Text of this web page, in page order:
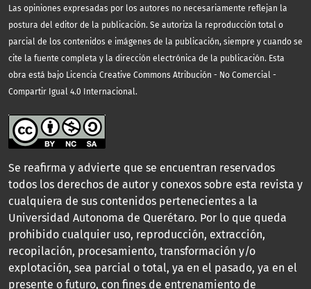
Las opiniones expresadas por los autores no necesariamente reflejan la
postura del editor de la publicación. Se autoriza la reproducción total o
parcial de los contenidos e imágenes de la publicación, siempre y cuando se
cite la fuente completa y la dirección electrónica de la publicación. Esta
obra está bajo Licencia Creative Commons Atribución - No Comercial -
Compartir Igual 4.0 Internacional.
Se reafirma y advierte que se encuentran reservados
todos los derechos de autor y conexos sobre esta revista y
cualquiera de sus contenidos pertenecientes a la
Universidad Autonoma de Querétaro. Por lo que queda
prohibido cualquier uso, reproducción, extracción,
recopilación, procesamiento, transformación y/o
explotación, sea parcial o total, ya en el pasado, ya en el
presente o futuro, con fines de entrenamiento de